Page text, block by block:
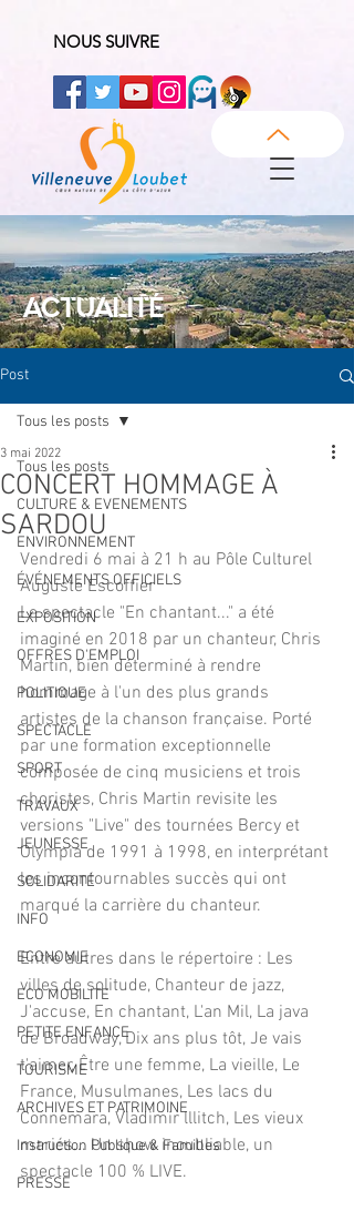
NOUS SUIVRE
ACTUALITÉ
Post
Tous les posts
CULTURE & EVENEMENTS
ENVIRONNEMENT
ÉVÉNEMENTS OFFICIELS
EXPOSITION
OFFRES D'EMPLOI
POLITIQUE
SPECTACLE
SPORT
TRAVAUX
JEUNESSE
SOLIDARITÉ
INFO
ECONOMIE
ECO MOBILITE
PETITE ENFANCE
TOURISME
ARCHIVES ET PATRIMOINE
Instruction Publique & Familles
PRESSE
Tous les posts
CONCERT HOMMAGE À
SARDOU
3 mai 2022
Vendredi 6 mai à 21 h au Pôle Culturel
Auguste Escoffier
Le spectacle "En chantant..." a été
imaginé en 2018 par un chanteur, Chris
Martin, bien déterminé à rendre
hommage à l'un des plus grands
artistes de la chanson française. Porté
par une formation exceptionnelle
composée de cinq musiciens et trois
choristes, Chris Martin revisite les
versions "Live" des tournées Bercy et
Olympia de 1991 à 1998, en interprétant
les incontournables succès qui ont
marqué la carrière du chanteur.
Entre autres dans le répertoire : Les
villes de solitude, Chanteur de jazz,
J'accuse, En chantant, L'an Mil, La java
de Broadway, Dix ans plus tôt, Je vais
t'aimer, Être une femme, La vieille, Le
France, Musulmanes, Les lacs du
Connemara, Vladimir lllitch, Les vieux
mariés... Un show inoubliable, un
spectacle 100 % LIVE.